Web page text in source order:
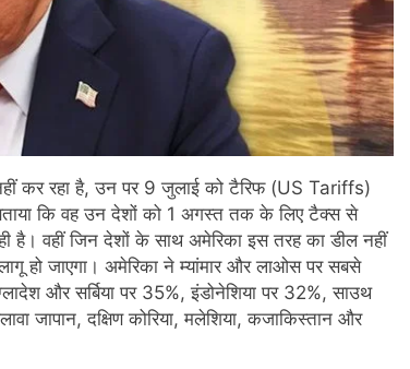
कर रहा है, उन पर 9 जुलाई को टैरिफ (US Tariffs)
कि वह उन देशों को 1 अगस्त तक के लिए टैक्स से
वहीं जिन देशों के साथ अमेरिका इस तरह का डील नहीं
हो जाएगा। अमेरिका ने म्यांमार और लाओस पर सबसे
और सर्बिया पर 35%, इंडोनेशिया पर 32%, साउथ
जापान, दक्षिण कोरिया, मलेशिया, कजाकिस्तान और